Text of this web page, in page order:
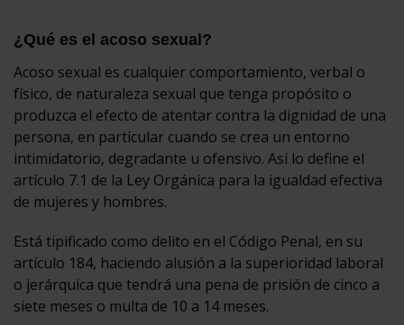
¿Qué es el acoso sexual?
Acoso sexual es cualquier comportamiento, verbal o
físico, de naturaleza sexual que tenga propósito o
produzca el efecto de atentar contra la dignidad de una
persona, en particular cuando se crea un entorno
intimidatorio, degradante u ofensivo. Así lo define el
artículo 7.1 de la Ley Orgánica para la igualdad efectiva
de mujeres y hombres.
Está tipificado como delito en el Código Penal, en su
artículo 184, haciendo alusión a la superioridad laboral
o jerárquica que tendrá una pena de prisión de cinco a
siete meses o multa de 10 a 14 meses.